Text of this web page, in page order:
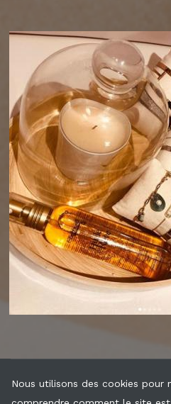
Nous utilisons des cookies pour